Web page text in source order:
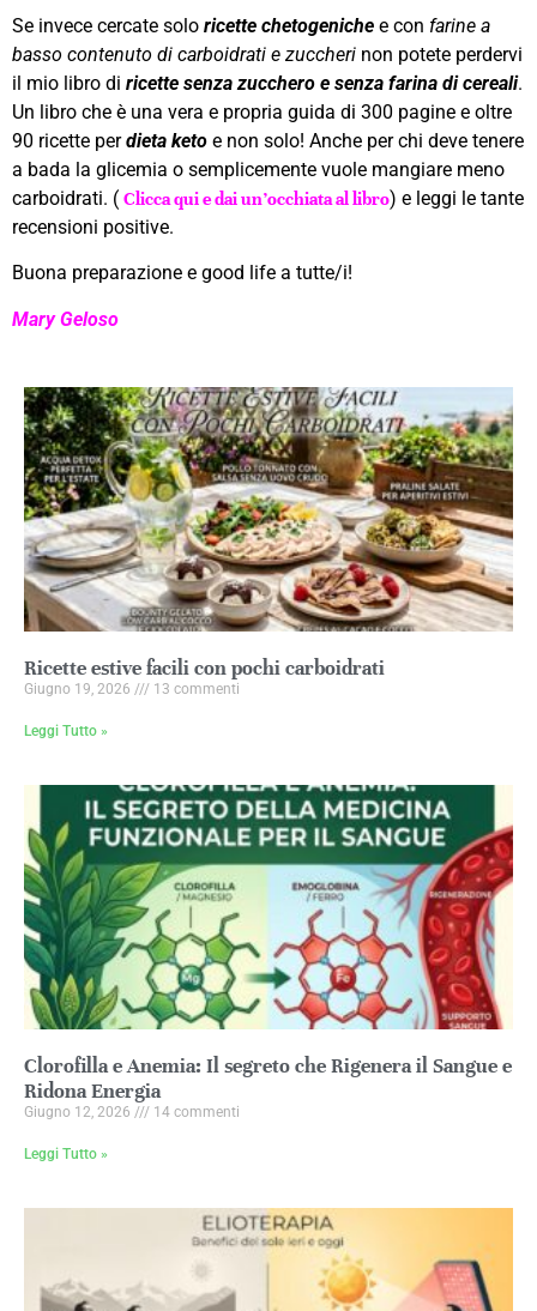
Se invece cercate solo ricette chetogeniche e con farine a
basso contenuto di carboidrati e zuccheri non potete perdervi
il mio libro di ricette senza zucchero e senza farina di cereali.
Un libro che è una vera e propria guida di 300 pagine e oltre
90 ricette perdieta keto e non solo! Anche per chi deve tenere
a bada la glicemia o semplicemente vuole mangiare meno
carboidrati. ( Clicca qui e dai un’occhiata al libro) e leggi le tante
recensioni positive.
Buona preparazione e good life a tutte/i!
Mary Geloso
Ricette estive facili con pochi carboidrati
Giugno 19, 2026 13 commenti
Leggi Tutto »
Clorofilla e Anemia: Il segreto che Rigenera il Sangue e
Ridona Energia
Giugno 12, 2026 14 commenti
Leggi Tutto »